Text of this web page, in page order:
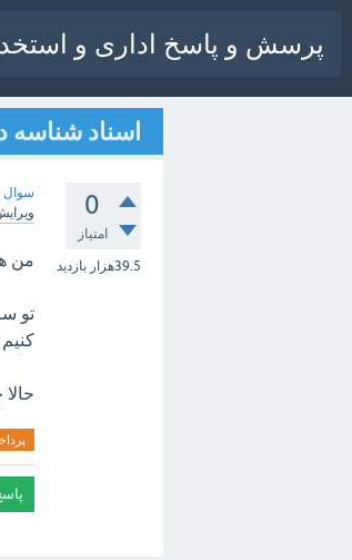
پرسش و پاسخ اداری و
اسناد شناسه
0
امتیاز
39.5هزار بازدید من هم ۱۶ فروردین بیمه بیکاری گرفتم و الان
تو